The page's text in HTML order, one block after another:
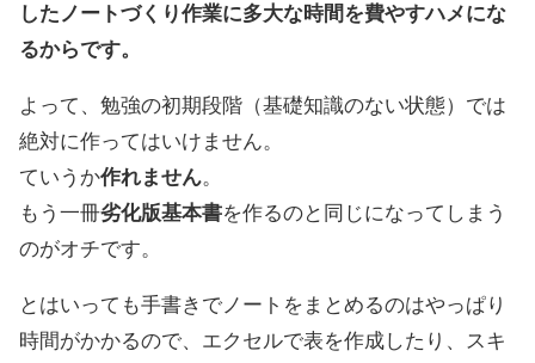
したノートづくり作業に多大な時間を費やすハメにな
るからです。
よって、勉強の初期段階（基礎知識のない状態）では
絶対に作ってはいけません。
ていうか作れません。
もう一冊劣化版基本書を作るのと同じになってしまう
のがオチです。
とはいっても手書きでノートをまとめるのはやっぱり
時間がかかるので、エクセルで表を作成したり、スキ